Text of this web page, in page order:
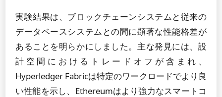
実験結果は、ブロックチェーンシステムと従来の
データベースシステムとの間に顕著な性能格差が
あることを明らかにしました。主な発見には、設
計空間におけるトレードオフが含まれ、
Hyperledger Fabricは特定のワークロードでより良
い性能を示し、Ethereumはより強力なスマートコ